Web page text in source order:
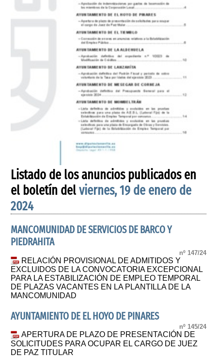
Listado de los anuncios publicados en
el boletín delviernes, 19 de enero de
2024
MANCOMUNIDAD DE SERVICIOS DE BARCO Y
PIEDRAHITA
nº 147/24
RELACIÓN PROVISIONAL DE ADMITIDOS Y
EXCLUIDOS DE LA CONVOCATORIA EXCEPCIONAL
PARA LA ESTABILIZACIÓN DE EMPLEO TEMPORAL
DE PLAZAS VACANTES EN LA PLANTILLA DE LA
MANCOMUNIDAD
AYUNTAMIENTO DE EL HOYO DE PINARES
nº 145/24
APERTURA DE PLAZO DE PRESENTACIÓN DE
SOLICITUDES PARA OCUPAR EL CARGO DE JUEZ
DE PAZ TITULAR